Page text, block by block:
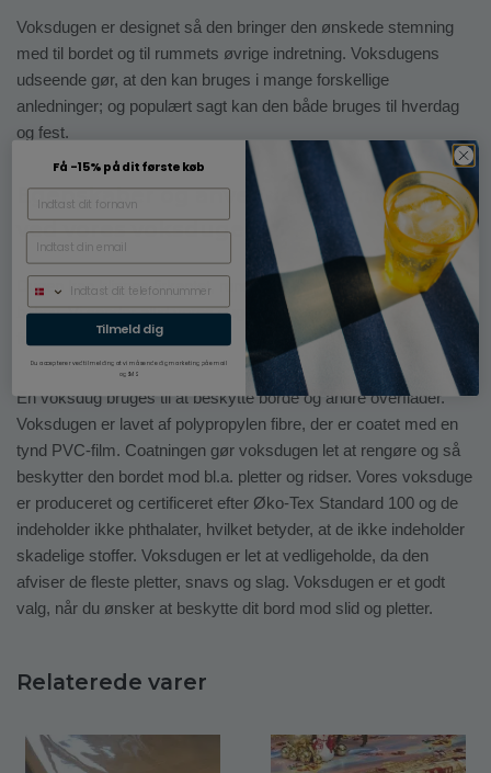
Voksdugen er designet så den bringer den ønskede stemning
med til bordet og til rummets øvrige indretning. Voksdugens
udseende gør, at den kan bruges i mange forskellige
anledninger; og populært sagt kan den både bruges til hverdag
og fest.
Egenskaber og anvendelsesmuligheder
ved vores voksduge
Dugen kan klippes firkantet, rund, oval eller smallere, alt efter
behov. Vi sender altid vores duge rullet på rør, så du undgår
En voksdug bruges til at beskytte borde og andre overflader.
Voksdugen er lavet af polypropylen fibre, der er coatet med en
tynd PVC-film. Coatningen gør voksdugen let at rengøre og så
beskytter den bordet mod bl.a. pletter og ridser. Vores voksduge
er produceret og certificeret efter Øko-Tex Standard 100 og de
indeholder ikke phthalater, hvilket betyder, at de ikke indeholder
skadelige stoffer. Voksdugen er let at vedligeholde, da den
afviser de fleste pletter, snavs og slag. Voksdugen er et godt
valg, når du ønsker at beskytte dit bord mod slid og pletter.
Relaterede varer
Få -15% på dit første køb
Tilmeld dig
Du accepterer ved tilmelding at vi må sende dig marketing på email
og SMS.